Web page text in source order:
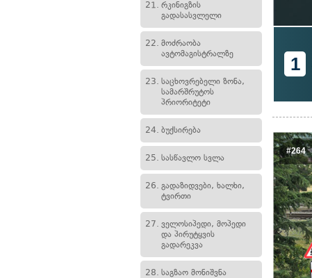
21. რკინიგზის
გადასასვლელი
22. მოძრაობა
ავტომაგისტრალზე
23. საცხოვრებელი ზონა,
სამარშრუტოს
პრიორიტეტი
24. ბუქსირება
25. სასწავლო სვლა
26. გადაზიდვები, ხალხი,
ტვირთი
27. ველოსიპედი, მოპედი
და პირუტყვის
გადარეკვა
28. საგზაო მონიშვნა
1
#264